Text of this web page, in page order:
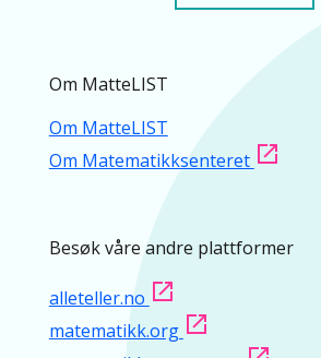
Om MatteLIST
Om MatteLIST
Om Matematikksenteret
Besøk våre andre plattformer
alleteller.no
matematikk.org